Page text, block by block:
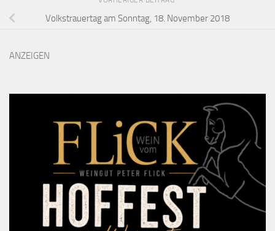
Volkstrauertag am Sonntag, 18. November 2018
ANZEIGEN